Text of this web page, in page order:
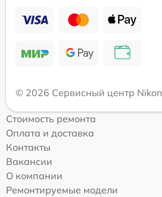
© 2026 Сервисный центр Nikon
Стоимость ремонта
Оплата и доставка
Контакты
Вакансии
О компании
Ремонтируемые модели